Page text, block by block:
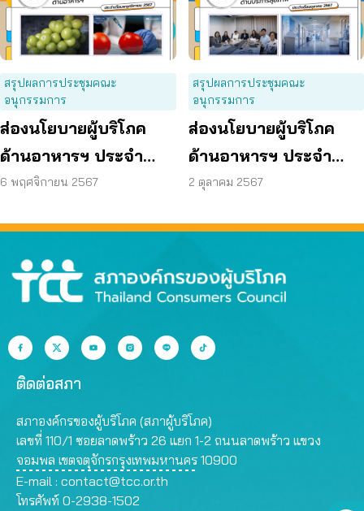
สรุปผลการประชุมคณะ
อนุกรรมการ
ส่องนโยบายผู้บริโภค
ด้านอาหารฯ ประจำ
เดือน พ.ย. 67
6 พฤศจิกายน 2567
สรุปผลการประชุมคณะ
อนุกรรมการ
ส่องนโยบายผู้บริโภค
ด้านอาหารฯ ประจำ
เดือน ต.ค. 67
2 ตุลาคม 2567
ติดต่อสภา
สภาองค์กรของผู้บริโภค (สภาผู้บริโภค)
เลขที่ 110/1 ซอยลาดพร้าว 26 แยก 1-2 ถนนลาดพร้าว แขวง
จอมพล เขตจตุจักรกรุงเทพมหานคร 10900
E-mail : contact@tcc.or.th
โทรศัพท์ 0-2938-1502